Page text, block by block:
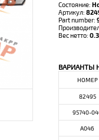
Состояние:
Артикул:
Part number:
Вес нетто:
ВАРИАНТЫ
НОМЕР
82495
95740-
A046